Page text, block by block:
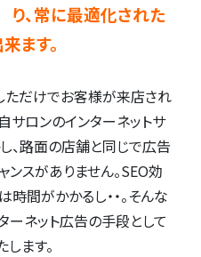
り、常に最適化された
ます。
ただけでお客様が来店され
サロンのインターネットサ
、路面の店舗と同じで広告
スがありません。SEO効
間がかかるし・・。そんな
ーネット広告の手段として
ます。